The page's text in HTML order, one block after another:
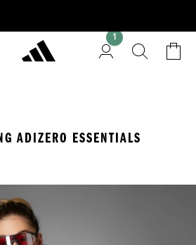
1
ADIZERO ESSENTIALS